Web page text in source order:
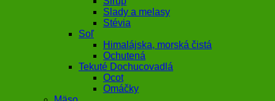
Slady a melasy
Stévia
Soľ
Himalájska, morská čistá
Ochutená
Tekuté Dochucovadlá
Ocot
Omáčky